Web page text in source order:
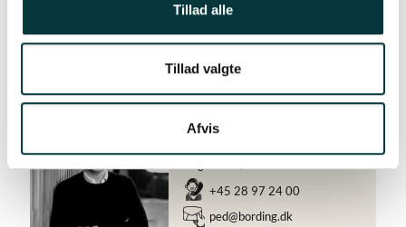
Tillad alle
Tillad valgte
Afvis
Hør mere!
Peter
+45 28 97 24 00
ped@bording.dk